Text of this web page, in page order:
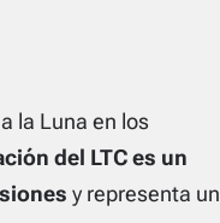
la Luna en los
del LTC es un
y representa un